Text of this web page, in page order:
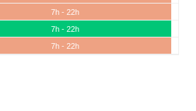
7h - 22h
7h - 22h
7h - 22h